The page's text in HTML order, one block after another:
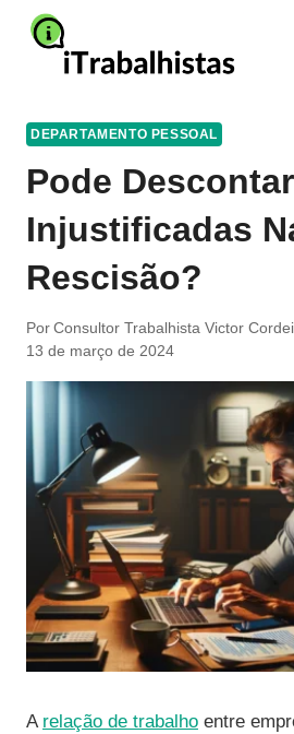
Pular
para
DEPARTAMENTO PESSOAL
Pode
Injustificadas
Rescisão?
Por Consultor Trabalhista Victor
13 de março de 2024
A relação de trabalho entre